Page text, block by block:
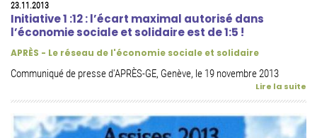
23.11.2013
Initiative 1 :12 : l’écart maximal autorisé dans
l’économie sociale et solidaire est de 1:5 !
APRÈS - Le réseau de l'économie sociale et solidaire
Communiqué de presse d'APRÈS-GE, Genève, le 19 novembre 2013
Lire la suite